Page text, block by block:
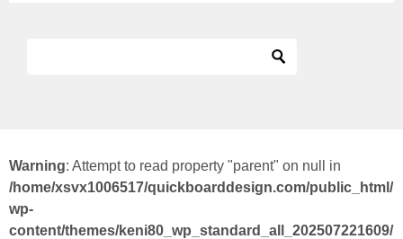
Warning: Attempt to read property "parent" on null in
/home/xsvx1006517/quickboarddesign.com/public_html/
wp-
content/themes/keni80_wp_standard_all_202507221609/